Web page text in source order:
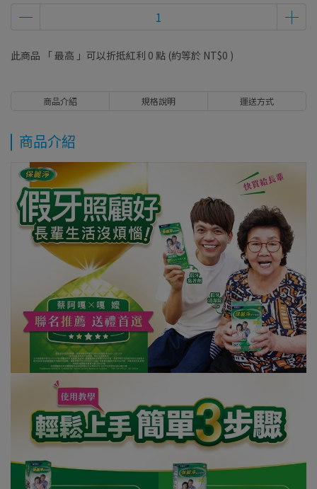
此商品 「 最高 」可以折抵紅利 0 點 (約等於 NT$0 )
商品介紹 規格說明 運送方式
商品介紹